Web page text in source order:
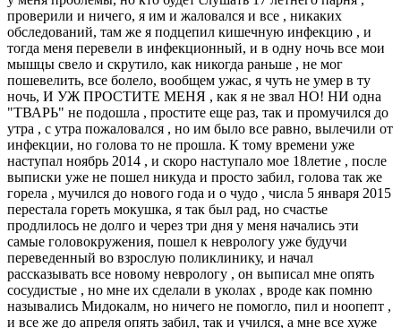
проверили и ничего, я им и жаловался и все , никаких
обследований, там же я подцепил кишечную инфекцию , и
тогда меня перевели в инфекционный, и в одну ночь все мои
мышцы свело и скрутило, как никогда раньше , не мог
пошевелить, все болело, вообщем ужас, я чуть не умер в ту
ночь, И УЖ ПРОСТИТЕ МЕНЯ , как я не звал НО! НИ одна
"ТВАРЬ" не подошла , простите еще раз, так и промучился до
утра , с утра пожаловался , но им было все равно, вылечили от
инфекции, но голова то не прошла. К тому времени уже
наступал ноябрь 2014 , и скоро наступало мое 18летие , после
выписки уже не пошел никуда и просто забил, голова так же
горела , мучился до нового года и о чудо , числа 5 января 2015
перестала гореть мокушка, я так был рад, но счастье
продлилось не долго и через три дня у меня начались эти
самые головокружения, пошел к неврологу уже будучи
переведенный во взрослую поликлинику, и начал
рассказывать все новому неврологу , он выписал мне опять
сосудистые , но мне их сделали в уколах , вроде как помню
назывались Мидокалм, но ничего не помогло, пил и ноопепт ,
и все же до апреля опять забил, так и учился, а мне все хуже